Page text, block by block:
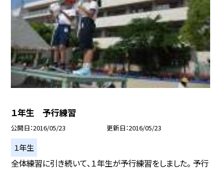
１年生 予行練習
公開日 2016/05/23 更新日 2016/05/23
１年生
全体練習に引き続いて、１年生が予行練習をしました。 予行